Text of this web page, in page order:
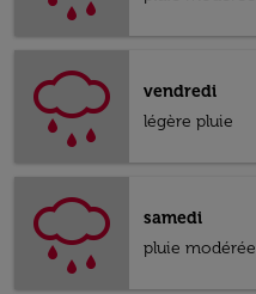
vendredi
légère pluie
samedi
pluie modérée